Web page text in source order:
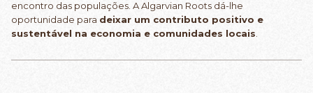
encontro das populações. A Algarvian Roots dá-lhe
oportunidade para deixar um contributo positivo e
sustentável na economia e comunidades locais.